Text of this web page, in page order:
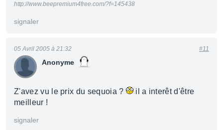
http://www.beepremium4free.com/?f=145438
signaler
Anonyme
05 Avril 2005 à 21:32 #11
Z'avez vu le prix du sequoia ?
il a interêt d'être
meilleur !
signaler